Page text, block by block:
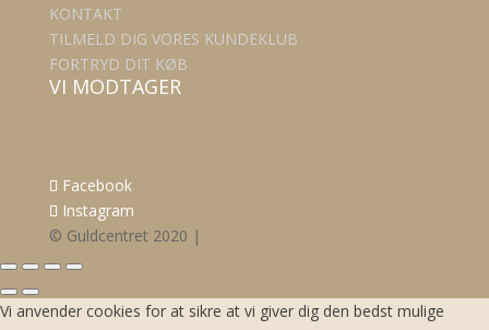
KONTAKT
TILMELD DIG VORES KUNDEKLUB
FORTRYD DIT KØB
VI MODTAGER
Facebook
Instagram
© Guldcentret 2020 |
Vi anvender cookies for at sikre at vi giver dig den bedst mulige